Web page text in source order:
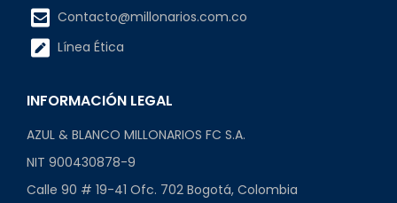
Contacto@millonarios.com.co
Línea Ética
INFORMACIÓN LEGAL
AZUL & BLANCO MILLONARIOS FC S.A.
NIT 900430878-9
Calle 90 # 19-41 Ofc. 702 Bogotá, Colombia